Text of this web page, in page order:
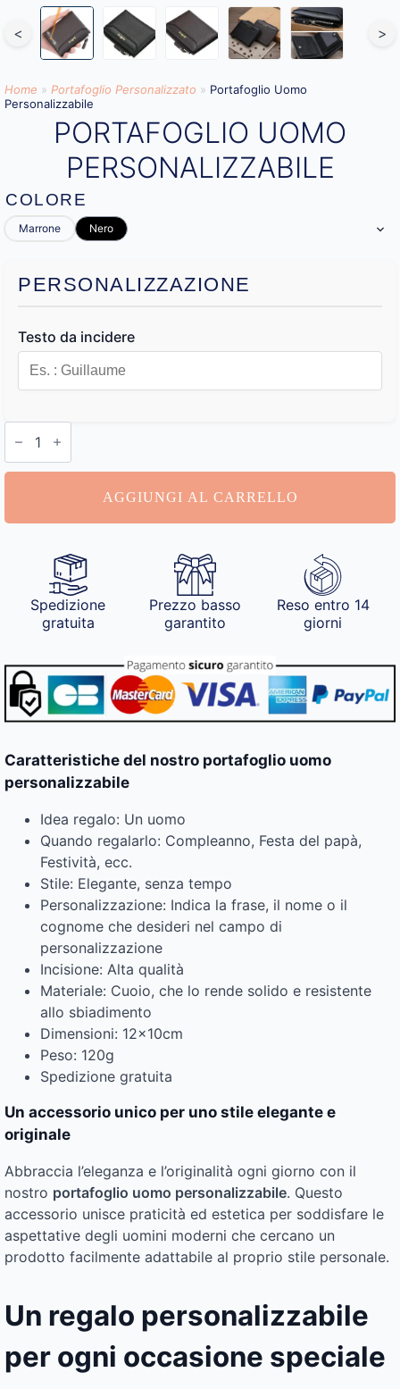
< >
Home » Portafoglio Personalizzato » Portafoglio Uomo
Personalizzabile
PORTAFOGLIO UOMO
PERSONALIZZABILE
COLORE
Marrone Nero
PERSONALIZZAZIONE
Testo da incidere
Portafoglio
Uomo
quantità
AGGIUNGI AL CARRELLO
Spedizione
gratuita
Prezzo basso
garantito
Reso entro 14
giorni
Caratteristiche del nostro portafoglio uomo
personalizzabile
Idea regalo: Un uomo
Quando regalarlo: Compleanno, Festa del papà,
Festività, ecc.
Stile: Elegante, senza tempo
Personalizzazione: Indica la frase, il nome o il
cognome che desideri nel campo di
personalizzazione
Incisione: Alta qualità
Materiale: Cuoio, che lo rende solido e resistente
allo sbiadimento
Dimensioni: 12x10cm
Peso: 120g
Spedizione gratuita
Un accessorio unico per uno stile elegante e
originale
Abbraccia l’eleganza e l’originalità ogni giorno con il
nostro portafoglio uomo personalizzabile. Questo
accessorio unisce praticità ed estetica per soddisfare le
aspettative degli uomini moderni che cercano un
prodotto facilmente adattabile al proprio stile personale.
Un regalo personalizzabile
per ogni occasione speciale